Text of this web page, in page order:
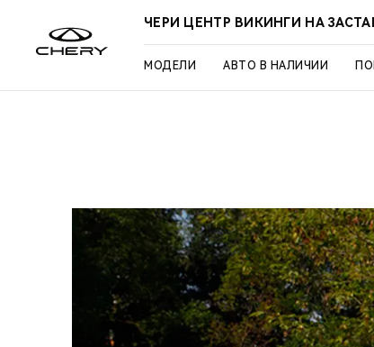
ЧЕРИ ЦЕНТР ВИКИНГИ НА
МОДЕЛИ АВТО В НАЛИЧИИ